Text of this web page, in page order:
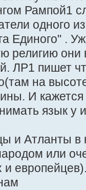
Рампой1
одного
Единого" .
религию они
ЛР1 пишет
на
И
язык
и Атланты
или
и